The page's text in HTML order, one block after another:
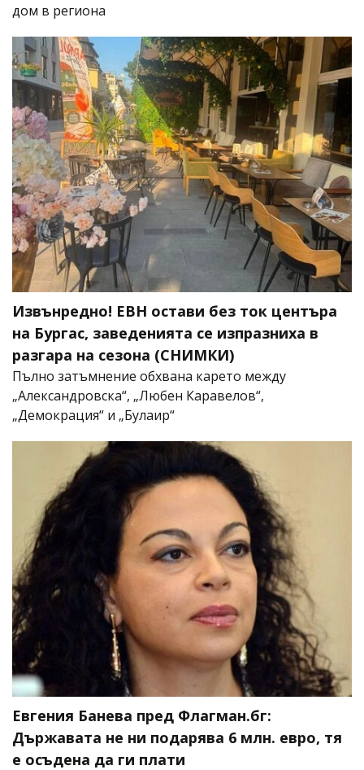
дом в региона
Извънредно! ЕВН остави без ток центъра
на Бургас, заведенията се изпразниха в
разгара на сезона (СНИМКИ)
Пълно затъмнение обхвана карето между
„Александровска“, „Любен Каравелов“,
„Демокрация“ и „Булаир“
Евгения Банева пред Флагман.бг:
Държавата не ни подарява 6 млн. евро, тя
е осъдена да ги плати